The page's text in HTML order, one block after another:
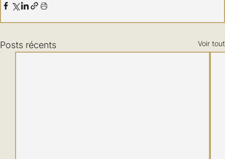
Posts récents Voir tout